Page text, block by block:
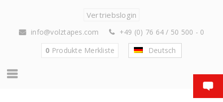
Vertriebslogin
info@volztapes.com
+49 (0) 76 64 / 50 500 - 0
0 Produkte Merkliste Deutsch